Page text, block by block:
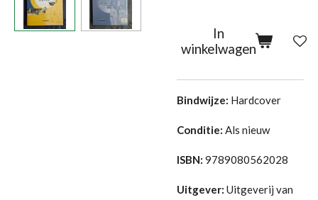
In
winkelwagen
Bindwijze: Hardcover
Conditie: Als nieuw
ISBN: 9789080562028
Uitgever: Uitgeverij van